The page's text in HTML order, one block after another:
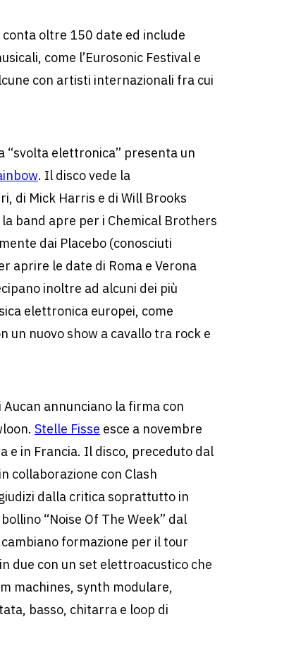
conta oltre 150 date ed include
come l’Eurosonic Festival e
con artisti internazionali fra cui
“svolta elettronica” presenta un
. Il disco vede la
di Mick Harris e di Will Brooks
band apre per i Chemical Brothers
dai Placebo (conosciuti
aprire le date di Roma e Verona
inoltre ad alcuni dei più
elettronica europei, come
un nuovo show a cavallo tra rock e
Aucan annunciano la firma con
Stelle Fisse esce a novembre
e in Francia. Il disco, preceduto dal
collaborazione con Clash
dalla critica soprattutto in
“Noise Of The Week” dal
formazione per il tour
due con un set elettroacustico che
machines, synth modulare,
basso, chitarra e loop di